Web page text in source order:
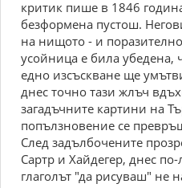
критик пише в 1846
безформена пустош.
на нищото - и
усойница е била убедена,
едно изсъскване ще
днес точно тази жлъч
загадъчните картини на
попълзновение се
След задълбочените
Сартр и Хайдегер, днес
глаголът "да рисуваш" не